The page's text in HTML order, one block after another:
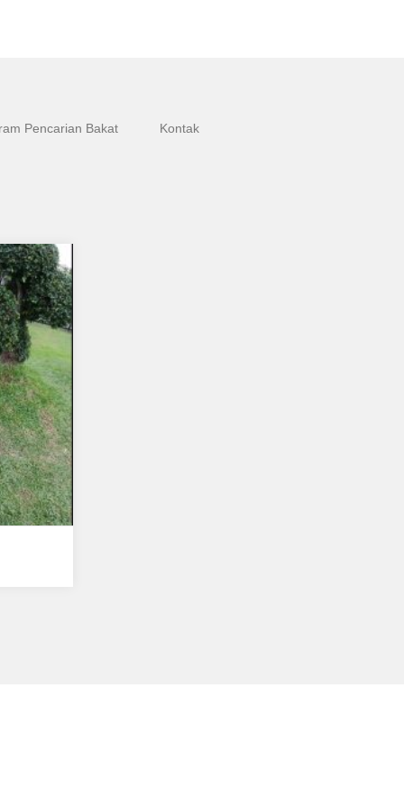
Pencarian Bakat Kontak